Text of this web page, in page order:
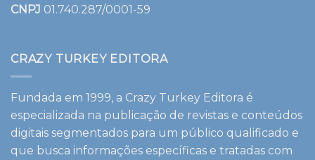
CNPJ 01.740.287/0001-59
CRAZY TURKEY EDITORA
Fundada em 1999, a Crazy Turkey Editora é
especializada na publicação de revistas e conteúdos
digitais segmentados para um público qualificado e
que busca informações específicas e tratadas com